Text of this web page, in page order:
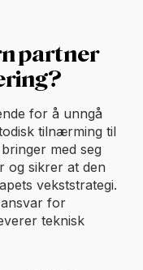
partner
for å unngå
tilnærming til
med seg
og sikrer at den
vekststrategi.
for
teknisk